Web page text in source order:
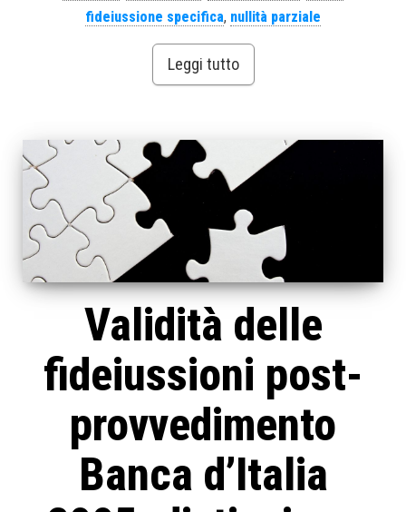
fideiussione specifica, nullità parziale
Leggi tutto
Validità delle
fideiussioni post-
provvedimento
Banca d’Italia